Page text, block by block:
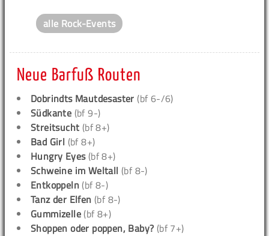
alle Rock-Events
Neue Barfuß Routen
Dobrindts Mautdesaster (bf 6-/6)
Südkante (bf 9-)
Streitsucht (bf 8+)
Bad Girl (bf 8+)
Hungry Eyes(bf 8+)
Schweine im Weltall (bf 8-)
Entkoppeln (bf 8-)
Tanz der Elfen (bf 8-)
Gummizelle (bf 8+)
Shoppen oder poppen, Baby? (bf 7+)